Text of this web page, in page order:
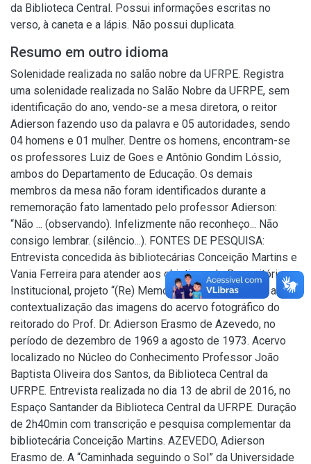
da Biblioteca Central. Possui informações escritas no
verso, à caneta e a lápis. Não possui duplicata.
Resumo em outro idioma
Solenidade realizada no salão nobre da UFRPE. Registra
uma solenidade realizada no Salão Nobre da UFRPE, sem
identificação do ano, vendo-se a mesa diretora, o reitor
Adierson fazendo uso da palavra e 05 autoridades, sendo
04 homens e 01 mulher. Dentre os homens, encontram-se
os professores Luiz de Goes e Antônio Gondim Lóssio,
ambos do Departamento de Educação. Os demais
membros da mesa não foram identificados durante a
rememoração fato lamentado pelo professor Adierson:
“Não ... (observando). Infelizmente não reconheço... Não
consigo lembrar. (silêncio...). FONTES DE PESQUISA:
Entrevista concedida às bibliotecárias Conceição Martins e
Vania Ferreira para atender aos objetivos do Repositório
Institucional, projeto “(Re) Memórias da UFRPE”, para a
contextualização das imagens do acervo fotográfico do
reitorado do Prof. Dr. Adierson Erasmo de Azevedo, no
período de dezembro de 1969 a agosto de 1973. Acervo
localizado no Núcleo do Conhecimento Professor João
Baptista Oliveira dos Santos, da Biblioteca Central da
UFRPE. Entrevista realizada no dia 13 de abril de 2016, no
Espaço Santander da Biblioteca Central da UFRPE. Duração
de 2h40min com transcrição e pesquisa complementar da
bibliotecária Conceição Martins. AZEVEDO, Adierson
Erasmo de. A “Caminhada seguindo o Sol” da Universidade